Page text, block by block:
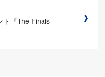
ト『The Finals-